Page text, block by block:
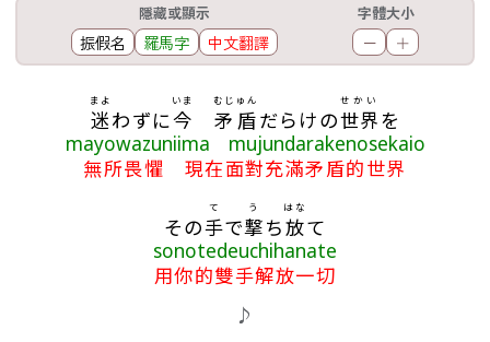
隱藏或顯示
振假名 羅馬字 中文翻譯
字體大小
－ ＋
歌詞區
迷
まよ
わずに今
いま
矛盾
むじゅん
だらけの世界
せかい
を
mayowazuniima mujundarakenosekaio
無所畏懼 現在面對充滿矛盾的世界
その手
て
で撃
う
ち放
はな
て
sonotedeuchihanate
用你的雙手解放一切
♪